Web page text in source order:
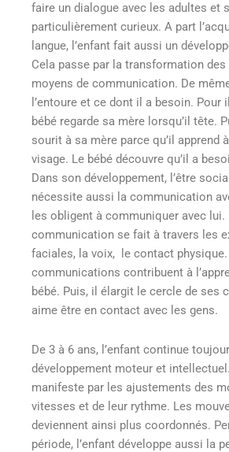
faire un dialogue avec les adultes et
particulièrement curieux. A part
langue, l’enfant fait aussi un
Cela passe par la transformation des
moyens de communication. De
l’entoure et ce dont il a besoin.
bébé regarde sa mère lorsqu’il tête.
sourit à sa mère parce qu’il apprend
visage. Le bébé découvre qu’il a
Dans son développement, l’être
nécessite aussi la communication
les obligent à communiquer avec lui.
communication se fait à travers les
faciales, la voix, le contact physique.
communications contribuent à
bébé. Puis, il élargit le cercle de ses
aime être en contact avec les gens.
De 3 à 6 ans, l’enfant continue
développement moteur et
manifeste par les ajustements des
vitesses et de leur rythme. Les
deviennent ainsi plus coordonnés.
période, l’enfant développe aussi la